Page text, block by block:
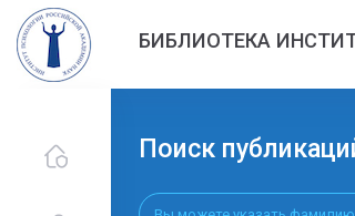
БИБЛИОТЕКА
Поиск